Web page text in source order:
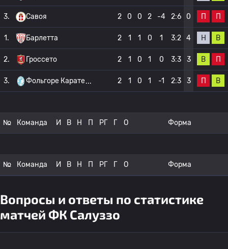
3. Савоя 2 0 0 2 -4 2:6 0 П П
1. Барлетта 2 1 1 0 1 3:2 4 Н В
2. Гроссето 2 1 0 1 0 3:3 3 В П
3. Фольгоре Карате 2 1 0 1 -1 2:3 3 П В
№ Команда И В Н П РГ Г О Форма
№ Команда И В Н П РГ Г О Форма
Вопросы и ответы по статистике
матчей ФК Салуззо